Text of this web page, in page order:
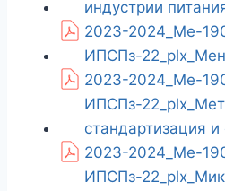
индустрии
2023-2024_Ме-
ИПСПз-
2023-2024_Ме-
ИПСПз-
стандартизация
2023-2024_Ме-
ИПСПз-